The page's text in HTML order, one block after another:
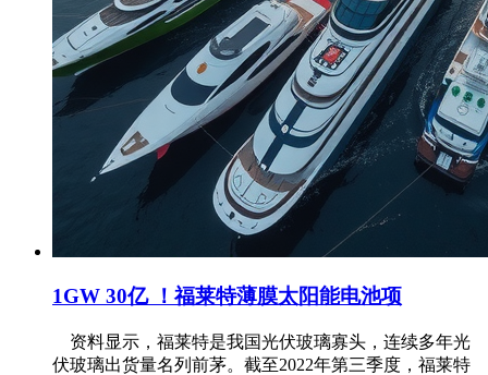
1GW 30亿 ！福莱特薄膜太阳能电池项
资料显示，福莱特是我国光伏玻璃寡头，连续多年光
伏玻璃出货量名列前茅。截至2022年第三季度，福莱特